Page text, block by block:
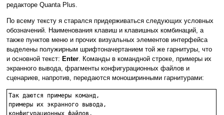
редакторе Quanta Plus.
По всему тексту я старался придерживаться следующих условных
обозначений. Наименования клавиш и клавишных комбинаций, а
также пунктов меню и прочих визуальных элементов интерфейса
выделены полужирным шрифтоначертанием той же гарнитуры, что
и основной текст: Enter. Команды в командной строке, примеры их
экранного вывода, фрагменты конфигурационных файлов и
сценариев, напротив, передаются моноширинными гарнитурами:
Так даются примеры команд,
примеры их экранного вывода,
конфигурационных файлов,